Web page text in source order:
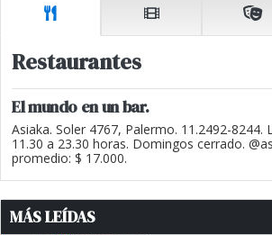
Restaurantes
El mundo en un bar.
Asiaka. Soler 4767, Palermo. 11.2492-8244.
11.30 a 23.30 horas. Domingos cerrado.
promedio: $ 17.000.
MÁS LEÍDAS